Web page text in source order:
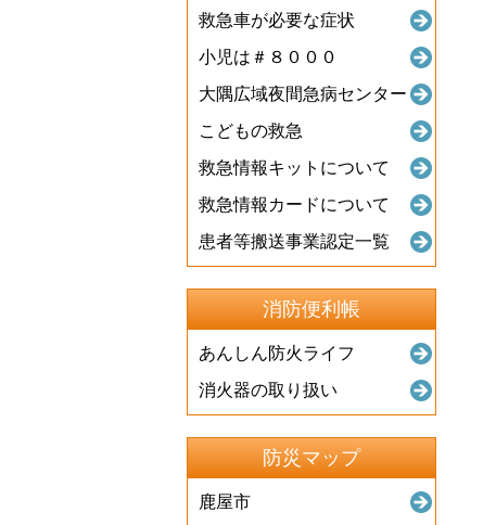
救急車が必要な症状
小児は＃８０００
大隅広域夜間急病センター
こどもの救急
救急情報キットについて
救急情報カードについて
患者等搬送事業認定一覧
消防便利帳
あんしん防火ライフ
消火器の取り扱い
防災マップ
鹿屋市